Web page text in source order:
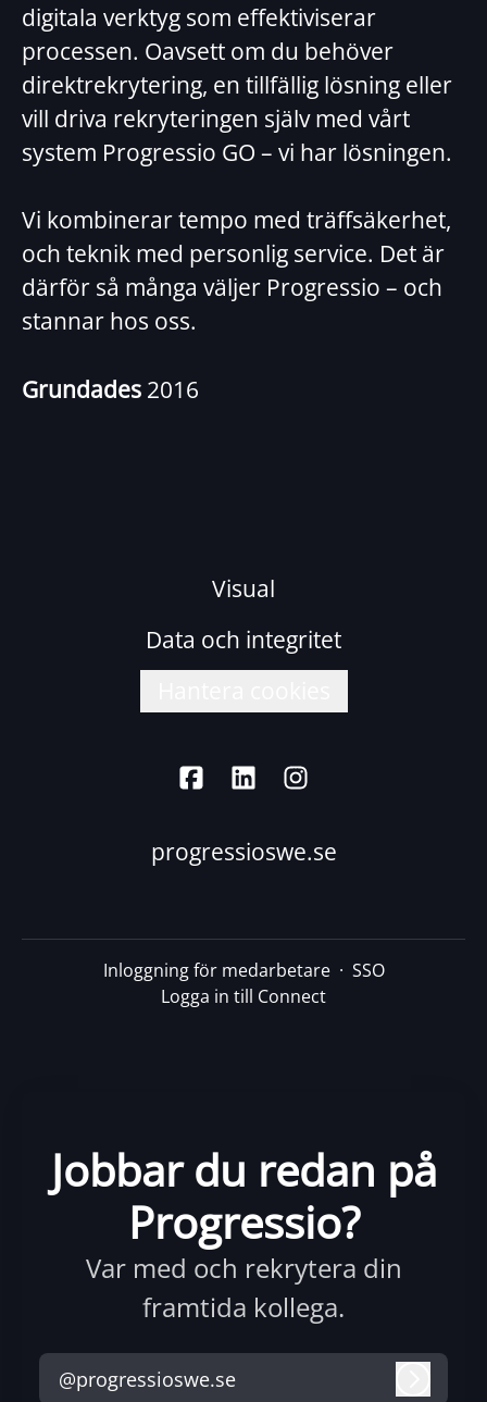
digitala verktyg som effektiviserar
processen. Oavsett om du behöver
direktrekrytering, en tillfällig lösning eller
vill driva rekryteringen själv med vårt
system Progressio GO – vi har lösningen.
Vi kombinerar tempo med träffsäkerhet,
och teknik med personlig service. Det är
därför så många väljer Progressio – och
stannar hos oss.
Grundades 2016
Visual
Data och integritet
progressioswe.se
Inloggning för medarbetare · SSO
Logga in till Connect
Jobbar du redan på
Progressio?
Var med och rekrytera din
framtida kollega.
@progressioswe.se